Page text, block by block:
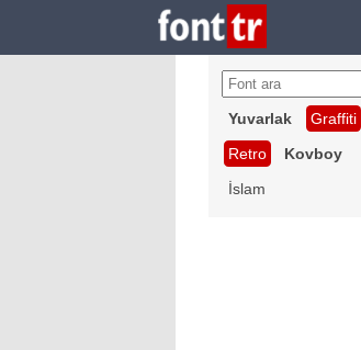
Yuvarlak
Graffiti
Retro
Kovboy
İslam